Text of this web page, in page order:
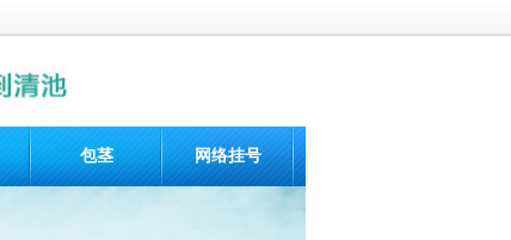
包茎 网络挂号